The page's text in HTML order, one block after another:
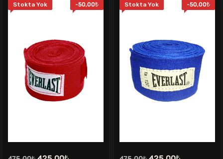
Stokta Yok -50,00₺ Stokta Yok -50,00₺